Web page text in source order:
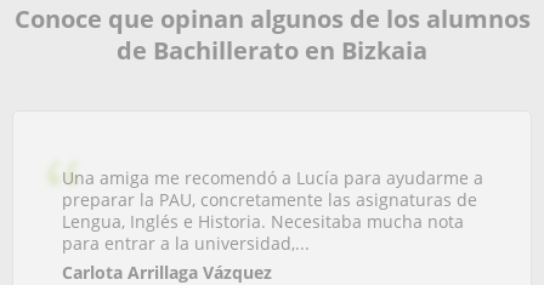
Conoce que opinan algunos de los alumnos
de Bachillerato en Bizkaia
Una amiga me recomendó a Lucía para ayudarme a
preparar la PAU, concretamente las asignaturas de
Lengua, Inglés e Historia. Necesitaba mucha nota
para entrar a la universidad,...
Carlota Arrillaga Vázquez